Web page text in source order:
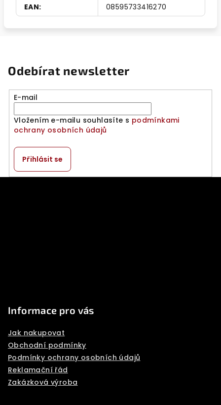
EAN: 08595733416270
Odebírat newsletter
E-mail
Vložením e-mailu souhlasíte s podmínkami
ochrany osobních údajů
Přihlásit se
Informace pro vás
Jak nakupovat
Obchodní podmínky
Podmínky ochrany osobních údajů
Reklamační řád
Zakázková výroba